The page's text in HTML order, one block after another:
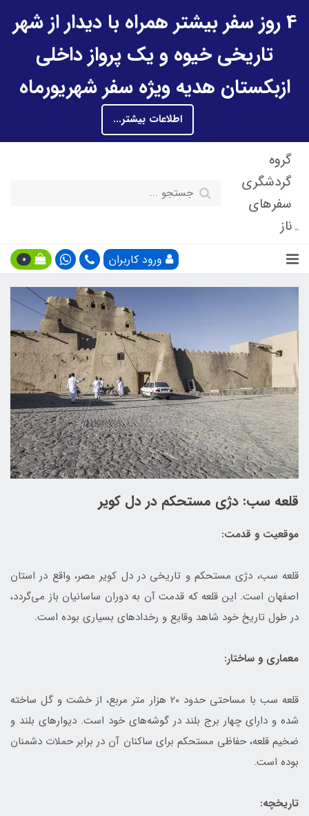
4 روز سفر بیشتر همراه با دیدار از شهر
تاریخی خیوه و یک پرواز داخلی
ازبکستان هدیه ویژه سفر شهریورماه
اطلاعات بیشتر...
گروه
گردشگری
سفرهای
ناز
ورود کاربران 0
قلعه سب: دژی مستحکم در دل کویر
موقعیت و قدمت:
قلعه سب، دژی مستحکم و تاریخی در دل کویر مصر، واقع در استان
اصفهان است. این قلعه که قدمت آن به دوران ساسانیان باز می‌گردد،
در طول تاریخ خود شاهد وقایع و رخدادهای بسیاری بوده است.
معماری و ساختار:
قلعه سب با مساحتی حدود 20 هزار متر مربع، از خشت و گل ساخته
شده و دارای چهار برج بلند در گوشه‌های خود است. دیوارهای بلند و
ضخیم قلعه، حفاظی مستحکم برای ساکنان آن در برابر حملات دشمنان
بوده است.
تاریخچه: